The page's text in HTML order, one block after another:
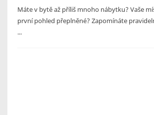
Máte v bytě až příliš mnoho nábytku? Vaše
první pohled přeplněné? Zapomínáte
...